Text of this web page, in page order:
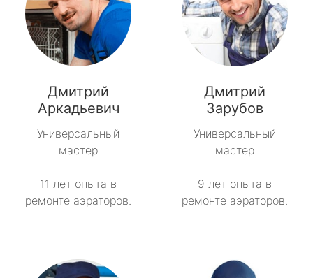
Дмитрий
Аркадьевич
Универсальный
мастер
11 лет опыта в
ремонте аэраторов.
Дмитрий
Зарубов
Универсальный
мастер
9 лет опыта в
ремонте аэраторов.